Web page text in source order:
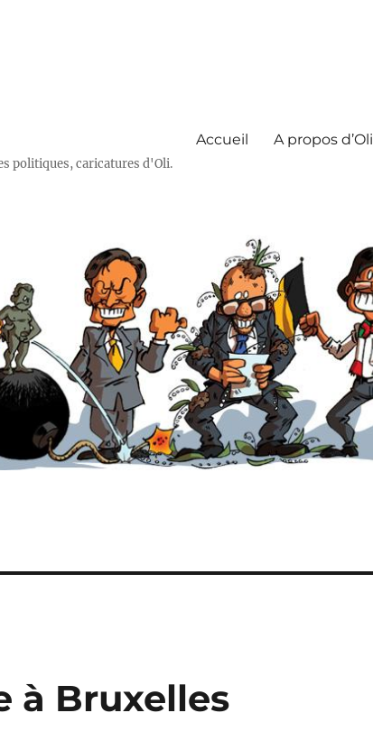
politiques, caricatures d'Oli.
Accueil A propos d’Oli
à Bruxelles